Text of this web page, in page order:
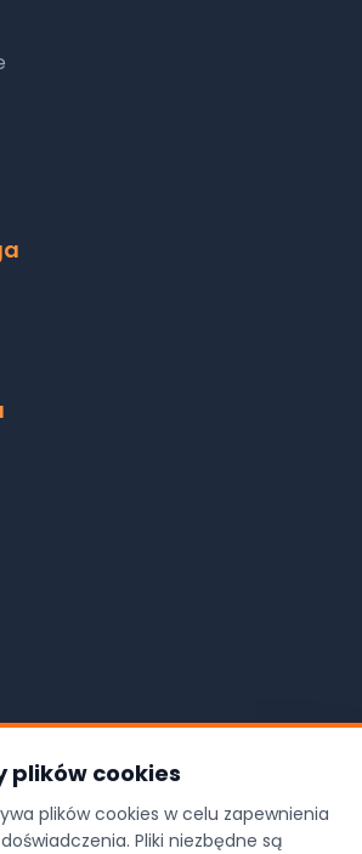
plików cookies
plików cookies w celu zapewnienia
Pliki niezbędne są